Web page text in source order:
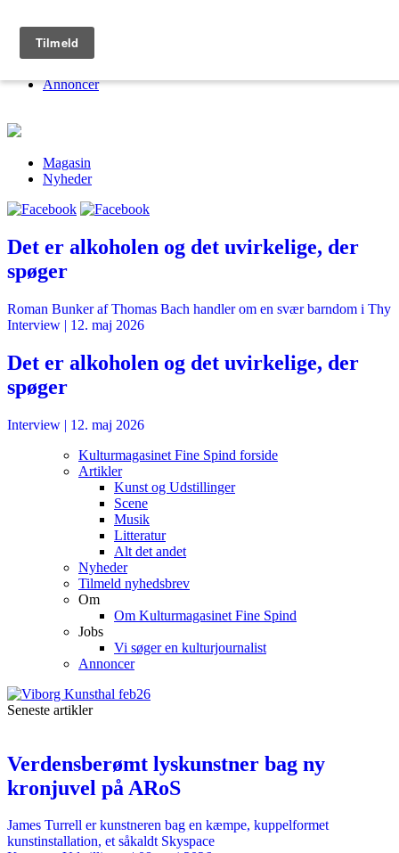
Om
Annoncer
Magasin
Nyheder
Det er alkoholen og det uvirkelige, der
spøger
Roman Bunker af Thomas Bach handler om en svær barndom i Thy
Interview | 12. maj 2026
Det er alkoholen og det uvirkelige, der
spøger
Interview | 12. maj 2026
Kulturmagasinet Fine Spind forside
Artikler
Kunst og Udstillinger
Scene
Musik
Litteratur
Alt det andet
Nyheder
Tilmeld nyhedsbrev
Om
Om Kulturmagasinet Fine Spind
Jobs
Vi søger en kulturjournalist
Annoncer
Seneste artikler
Verdensberømt lyskunstner bag ny
kronjuvel på ARoS
James Turrell er kunstneren bag en kæmpe, kuppelformet
kunstinstallation, et såkaldt Skyspace